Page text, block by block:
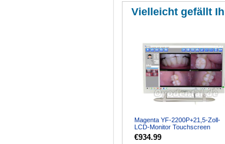
Vielleicht gefällt
Magenta YF-2200P+21,5-Zoll-
LCD-Monitor Touchscreen
Intraoralkamera VGA + HDMI
€934.99